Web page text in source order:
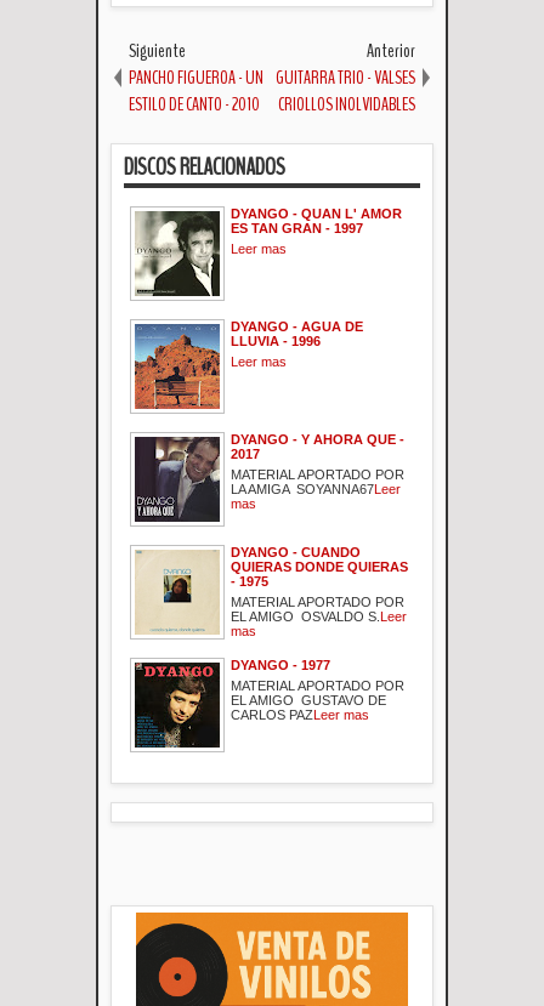
Siguiente
PANCHO FIGUEROA - UN
ESTILO DE CANTO - 2010
Anterior
GUITARRA TRIO - VALSES
CRIOLLOS INOLVIDABLES
DISCOS RELACIONADOS
DYANGO - QUAN L' AMOR
ES TAN GRAN - 1997
Leer mas
DYANGO - AGUA DE
LLUVIA - 1996
Leer mas
DYANGO - Y AHORA QUE -
2017
MATERIAL APORTADO POR
LA AMIGA SOYANNA67Leer
mas
DYANGO - CUANDO
QUIERAS DONDE QUIERAS
- 1975
MATERIAL APORTADO POR
EL AMIGO OSVALDO S. Leer
mas
DYANGO - 1977
MATERIAL APORTADO POR
EL AMIGO GUSTAVO DE
CARLOS PAZLeer mas